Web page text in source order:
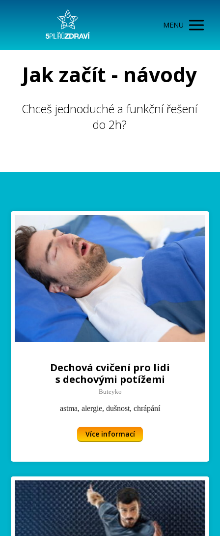
MENU
Jak začít - návody
Chceš jednoduché a funkční řešení
do 2h?
Dechová cvičení pro lidi
s dechovými potížemi
Buteyko
astma, alergie, dušnost, chrápání
Více informací